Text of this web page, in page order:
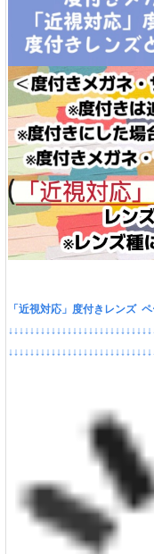
「近視対応」度付きレンズ